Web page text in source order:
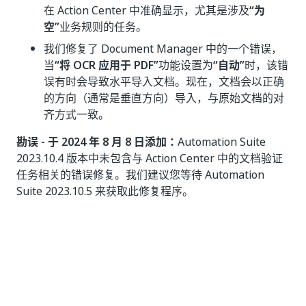
在 Action Center 中准确显示，尤其是涉及“为
空”业务规则的任务。
我们修复了 Document Manager 中的一个错误，
当“将 OCR 应用于 PDF”功能设置为“自动”时，该错
误有时会导致水平导入文档。现在，文档会以正确
的方向（通常是垂直方向）导入，与原始文档的对
齐方式一致。
勘误 - 于 2024 年 8 月 8 日添加： Automation Suite
2023.10.4 版本中未包含与 Action Center 中的文档验证
任务相关的错误修复。我们建议您等待 Automation
Suite 2023.10.5 来获取此修复程序。